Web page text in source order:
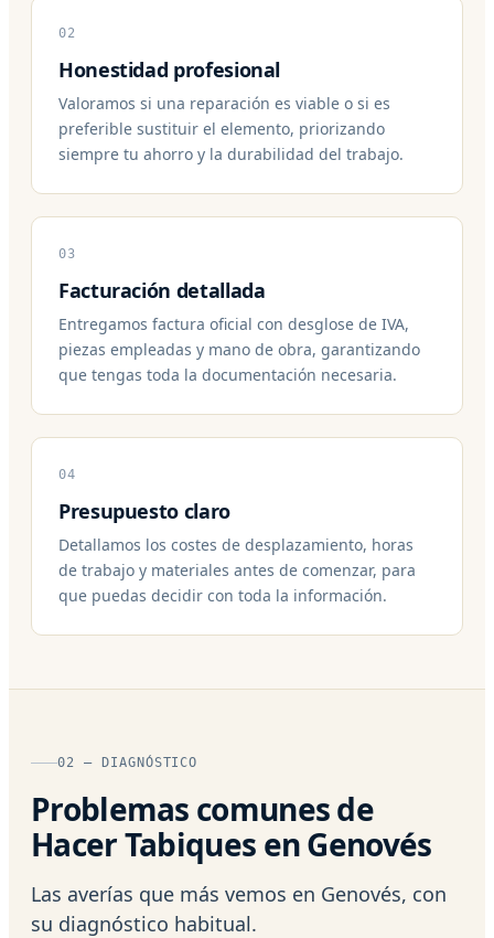
02
Honestidad profesional
Valoramos si una reparación es viable o si es
preferible sustituir el elemento, priorizando
siempre tu ahorro y la durabilidad del trabajo.
03
Facturación detallada
Entregamos factura oficial con desglose de IVA,
piezas empleadas y mano de obra, garantizando
que tengas toda la documentación necesaria.
04
Presupuesto claro
Detallamos los costes de desplazamiento, horas
de trabajo y materiales antes de comenzar, para
que puedas decidir con toda la información.
02 — DIAGNÓSTICO
Problemas comunes de
Hacer Tabiques en Genovés
Las averías que más vemos en Genovés, con
su diagnóstico habitual.